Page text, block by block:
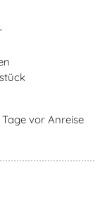
vor Anreise